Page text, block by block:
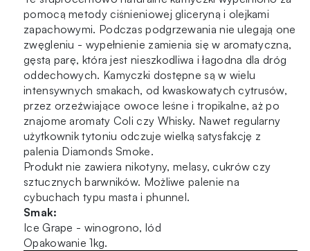
pomocą metody ciśnieniowej gliceryną i olejkami
zapachowymi. Podczas podgrzewania nie ulegają one
zwęgleniu - wypełnienie zamienia się w aromatyczną,
gęstą parę, która jest nieszkodliwa i łagodna dla dróg
oddechowych. Kamyczki dostępne są w wielu
intensywnych smakach, od kwaskowatych cytrusów,
przez orzeźwiające owoce leśne i tropikalne, aż po
znajome aromaty Coli czy Whisky. Nawet regularny
użytkownik tytoniu odczuje wielką satysfakcję z
palenia Diamonds Smoke.
Produkt nie zawiera nikotyny, melasy, cukrów czy
sztucznych barwników. Możliwe palenie na
cybuchach typu masta i phunnel.
Smak:
Ice Grape - winogrono, lód
Opakowanie 1kg.